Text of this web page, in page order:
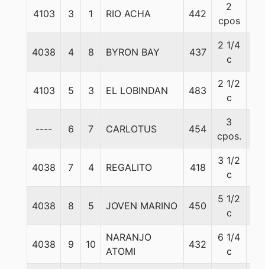
4103 3 1 RIO ACHA 442
2
cpos
4038 4 8 BYRON BAY 437
2 1/4
c
4103 5 3 EL LOBINDAN 483
2 1/2
c
---- 6 7 CARLOTUS 454
3
cpos.
4038 7 4 REGALITO 418
3 1/2
c
4038 8 5 JOVEN MARINO 450
5 1/2
c
4038 9 10
NARANJO
ATOMI
432
6 1/4
c